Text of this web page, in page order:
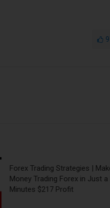
Forex Trading Strategies |
Money Trading Forex in Just a
Minutes $217 Profit